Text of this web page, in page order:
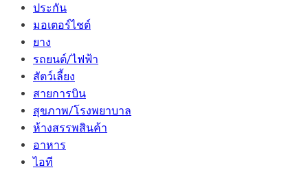
ประกัน
มอเตอร์ไชต์
ยาง
รถยนต์/ไฟฟ้า
สัตว์เลี้ยง
สายการบิน
สุขภาพ/โรงพยาบาล
ห้างสรรพสินค้า
อาหาร
ไอที